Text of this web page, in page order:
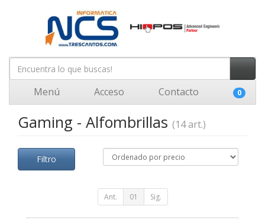
Menú Acceso Contacto 0
Gaming - Alfombrillas (14 art.)
Filtro
Ant. 01 Sig.